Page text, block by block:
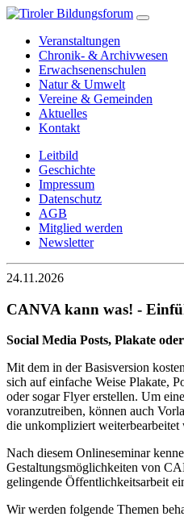
Veranstaltungen
Chronik- & Archivwesen
Erwachsenenschulen
Natur & Umwelt
Vereine & Gemeinden
Aktuelles
Kontakt
Leitbild
Geschichte
Impressum
Datenschutz
AGB
Mitglied werden
Newsletter
24.11.2026
CANVA kann was! -
Social Media Posts, Plakate
Mit dem in der Basisversion
sich auf einfache Weise Plakate,
oder sogar Flyer erstellen. Um
voranzutreiben, können auch
die unkompliziert weiterbearbeitet
Nach diesem Onlineseminar
Gestaltungsmöglichkeiten von
gelingende Öffentlichkeitsarbeit
Wir werden folgende Themen